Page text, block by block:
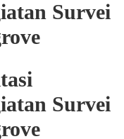
Survei
Survei